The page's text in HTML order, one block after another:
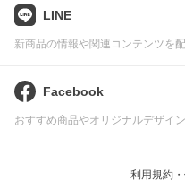
LINE
新商品の情報や関連コンテンツを
Facebook
おすすめ商品やオリジナルデザイ
利用規約